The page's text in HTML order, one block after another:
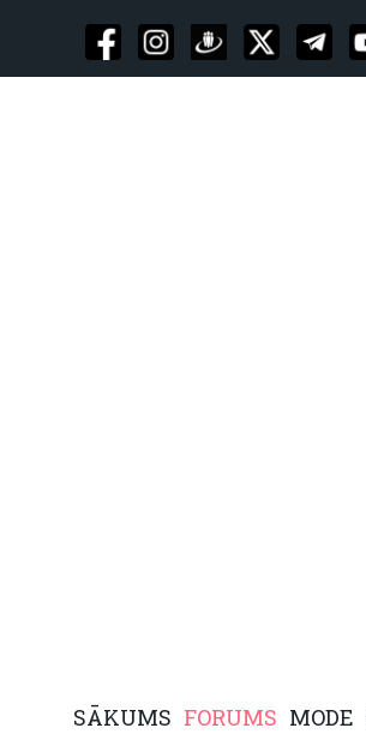
SĀKUMS FORUMS MODE